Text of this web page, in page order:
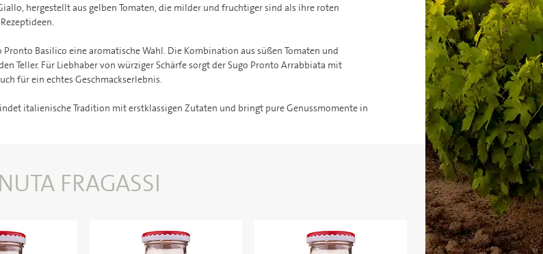
hergestellt aus gelben Tomaten, die milder und fruchtiger sind als ihre roten
Basilico eine aromatische Wahl. Die Kombination aus süßen Tomaten und
Teller. Für Liebhaber von würziger Schärfe sorgt der Sugo Pronto Arrabbiata mit
für ein echtes Geschmackserlebnis.
italienische Tradition mit erstklassigen Zutaten und bringt pure Genussmomente in
FRAGASSI